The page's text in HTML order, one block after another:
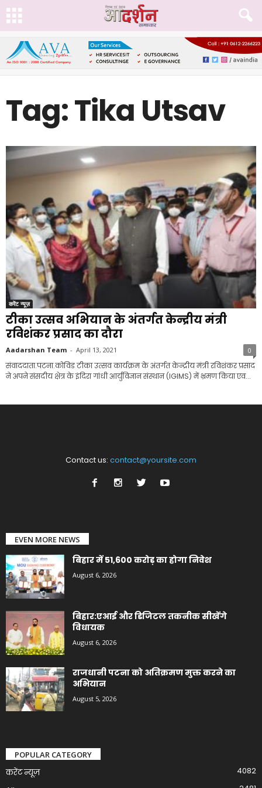
Tag: Tika Utsav
करेंट न्यूज़
टीका उत्सव अभियान के अंतर्गत केन्द्रीय मंत्री
रविशंकर प्रसाद का दौरा
Aadarshan Team - April 13, 2021 0
संवाददाता.पटना.कोविड टीका उत्सव कार्यक्रम के अंतर्गत केन्द्रीय मंत्री रविशंकर प्रसाद
ने अपने संसदीय क्षेत्र के इंदिरा गांधी आर्युविज्ञान संस्थान (IGIMS) में भ्रमण किया एव...
Contact us: contact@yoursite.com
EVEN MORE NEWS
बिहार में 51,600 करोड़ का होगा निवेश
August 6, 2026
बिहार:एआई और डिजिटल तकनीक सीखेंगे
विधायक
August 6, 2026
राजधानी पटना को अतिक्रमण मुक्त करने का
अभियान
August 5, 2026
POPULAR CATEGORY
करेंट न्यूज़
4082